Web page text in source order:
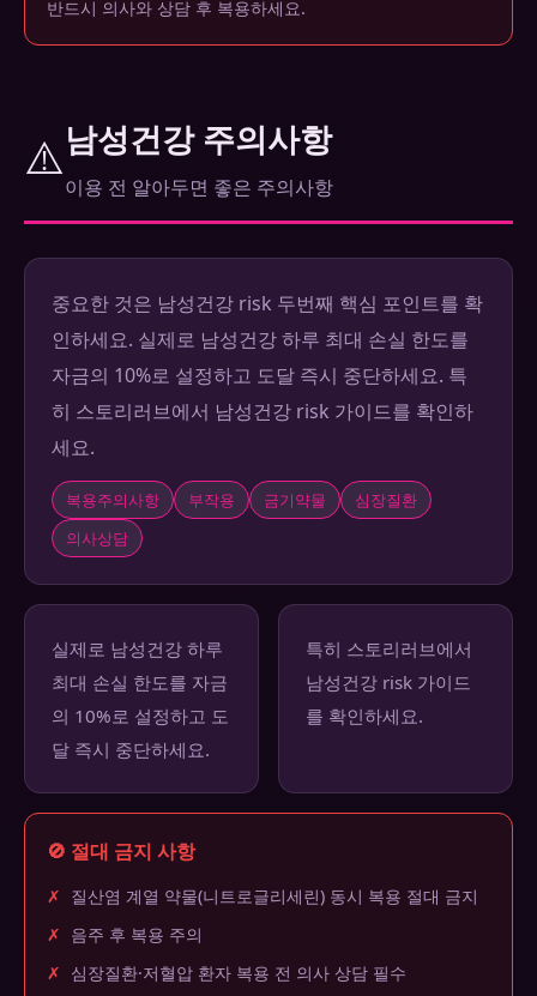
반드시 의사와 상담 후 복용하세요.
⚠️남성건강 주의사항
이용 전 알아두면 좋은 주의사항
중요한 것은 남성건강 risk 두번째 핵심 포인트를 확
인하세요. 실제로 남성건강 하루 최대 손실 한도를
자금의 10%로 설정하고 도달 즉시 중단하세요. 특
히 스토리러브에서 남성건강 risk 가이드를 확인하
세요.
복용주의사항 부작용 금기약물
심장질환
의사상담
실제로 남성건강 하루
최대 손실 한도를 자금
의 10%로 설정하고 도
달 즉시 중단하세요.
특히 스토리러브에서
남성건강 risk 가이드
를 확인하세요.
🚫 절대 금지 사항
✗ 질산염 계열 약물(니트로글리세린) 동시 복용 절대 금지
✗ 음주 후 복용 주의
✗ 심장질환·저혈압 환자 복용 전 의사 상담 필수